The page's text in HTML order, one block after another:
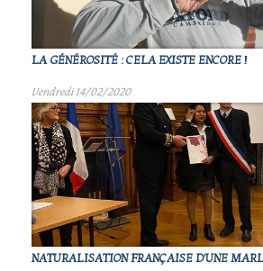
LA GÉNÉROSITÉ : CELA EXISTE ENCORE !
Vendredi 14/02/2020
NATURALISATION FRANÇAISE D'UNE